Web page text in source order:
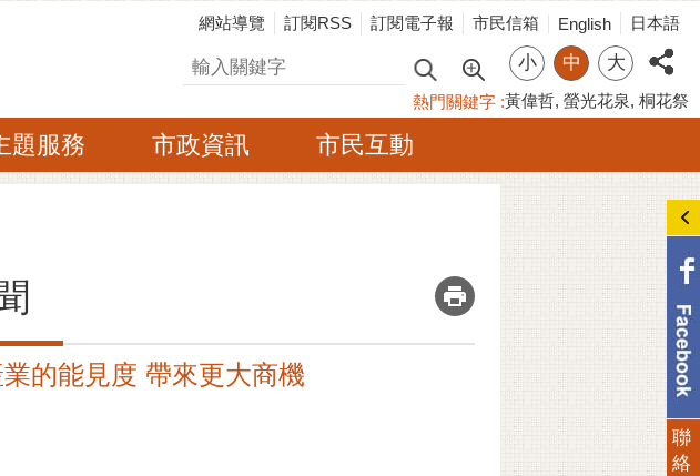
網站導覽 訂閱RSS 訂閱電子報 市民信箱 English 日本語
搜尋 小 中 大
熱門關鍵字 黃偉哲 螢光花泉 桐花祭
題服務 市政資訊 市民互動
_
的能見度 帶來更大商機
聯
絡